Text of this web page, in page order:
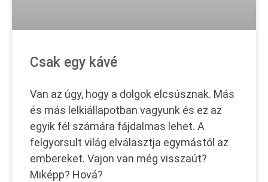
Csak egy kávé
Van az úgy, hogy a dolgok elcsúsznak. Más
és más lelkiállapotban vagyunk és ez az
egyik fél számára fájdalmas lehet. A
felgyorsult világ elválasztja egymástól az
embereket. Vajon van még visszaút?
Miképp? Hová?